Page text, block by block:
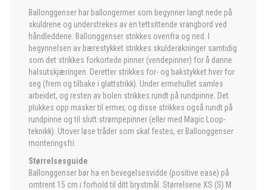
Ballonggenser har ballongermer som begynner langt nede på
skuldrene og understrekes av en tettsittende vrangbord ved
håndleddene. Ballonggenser strikkes ovenfra og ned. I
begynnelsen av bærestykket strikkes skulderøkninger samtidig
som det strikkes forkortede pinner (vendepinner) for å danne
halsutskjæringen. Deretter strikkes for- og bakstykket hver for
seg (frem og tilbake i glattstrikk). Under ermehullet samles
arbeidet, og resten av bolen strikkes rundt på rundpinne. Det
plukkes opp masker til ermer, og disse strikkes også rundt på
rundpinne og til slutt strømpepinner (eller med Magic Loop-
teknikk). Utover løse tråder som skal festes, er Ballonggenser
monteringsfri.
Størrelsesguide
Ballonggenser bør ha en bevegelsesvidde (positive ease) på
omtrent 15 cm i forhold til ditt brystmål. Størrelsene XS (S) M